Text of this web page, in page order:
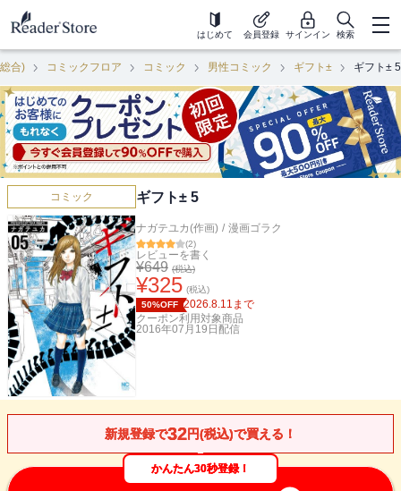
はじめて 会員登録 サインイン 検索
合) コミックフロア コミック 男性コミック ギフト± ギフト± 5
コミック ギフト± 5
ナガテユカ(作画) / 漫画ゴラク
(2)
レビューを書く
¥649 (税込)
¥325 (税込)
50%OFF 2026.8.11 まで
クーポン利用対象商品
2016年07月19日 配信
新規登録で32円(税込)で買える！
かんたん30秒登録！